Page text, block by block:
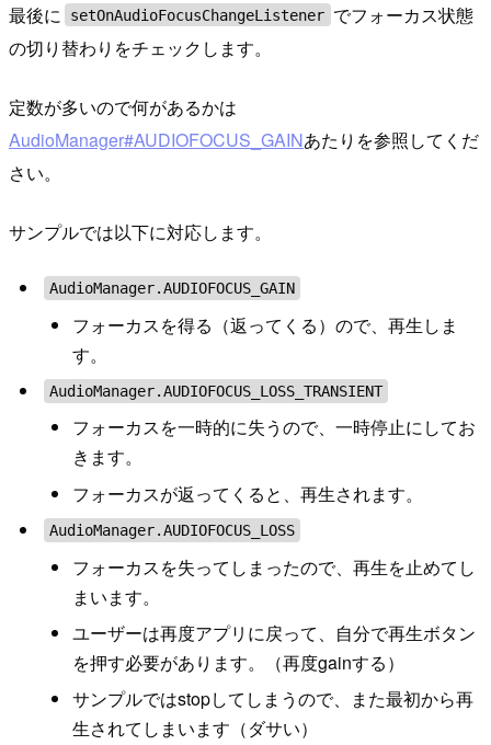
最後に setOnAudioFocusChangeListener でフォーカス状態
の切り替わりをチェックします。
定数が多いので何があるかは
AudioManager#AUDIOFOCUS_GAINあたりを参照してくだ
さい。
サンプルでは以下に対応します。
AudioManager.AUDIOFOCUS_GAIN
フォーカスを得る（返ってくる）ので、再生しま
す。
AudioManager.AUDIOFOCUS_LOSS_TRANSIENT
フォーカスを一時的に失うので、一時停止にしてお
きます。
フォーカスが返ってくると、再生されます。
AudioManager.AUDIOFOCUS_LOSS
フォーカスを失ってしまったので、再生を止めてし
まいます。
ユーザーは再度アプリに戻って、自分で再生ボタン
を押す必要があります。（再度gainする）
サンプルではstopしてしまうので、また最初から再
生されてしまいます（ダサい）